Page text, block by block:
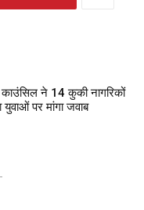
काउंसिल ने 14 कुकी नागरिकों
युवाओं पर मांगा जवाब